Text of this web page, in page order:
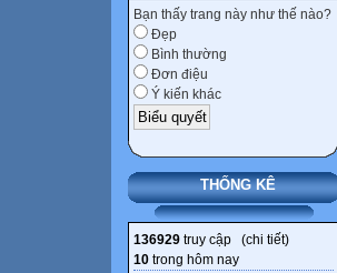
Bạn thấy trang này như thế nào?
Đẹp
Bình thường
Đơn điệu
Ý kiến khác
THỐNG KÊ
136929 truy cập (chi tiết)
10 trong hôm nay